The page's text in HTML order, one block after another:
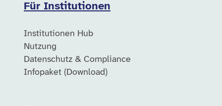
Für Institutionen
Institutionen Hub
Nutzung
Datenschutz & Compliance
Infopaket (Download)